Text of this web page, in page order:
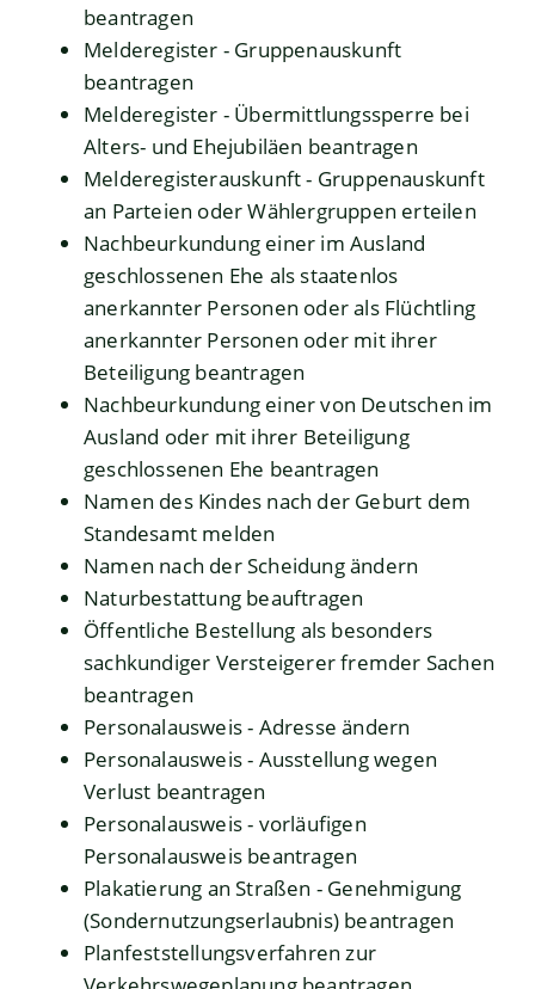
beantragen
Melderegister - Gruppenauskunft
beantragen
Melderegister - Übermittlungssperre bei
Alters- und Ehejubiläen beantragen
Melderegisterauskunft - Gruppenauskunft
an Parteien oder Wählergruppen erteilen
Nachbeurkundung einer im Ausland
geschlossenen Ehe als staatenlos
anerkannter Personen oder als Flüchtling
anerkannter Personen oder mit ihrer
Beteiligung beantragen
Nachbeurkundung einer von Deutschen im
Ausland oder mit ihrer Beteiligung
geschlossenen Ehe beantragen
Namen des Kindes nach der Geburt dem
Standesamt melden
Namen nach der Scheidung ändern
Naturbestattung beauftragen
Öffentliche Bestellung als besonders
sachkundiger Versteigerer fremder Sachen
beantragen
Personalausweis - Adresse ändern
Personalausweis - Ausstellung wegen
Verlust beantragen
Personalausweis - vorläufigen
Personalausweis beantragen
Plakatierung an Straßen - Genehmigung
(Sondernutzungserlaubnis) beantragen
Planfeststellungsverfahren zur